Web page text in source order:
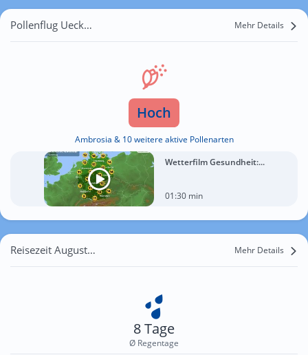
Pollenflug Ueckermünde Mehr Details
Hoch
Ambrosia & 10 weitere aktive Pollenarten
Wetterfilm Gesundheit:...
01:30 min
Reisezeit August für Ueckermünde Mehr Details
8 Tage
Ø Regentage